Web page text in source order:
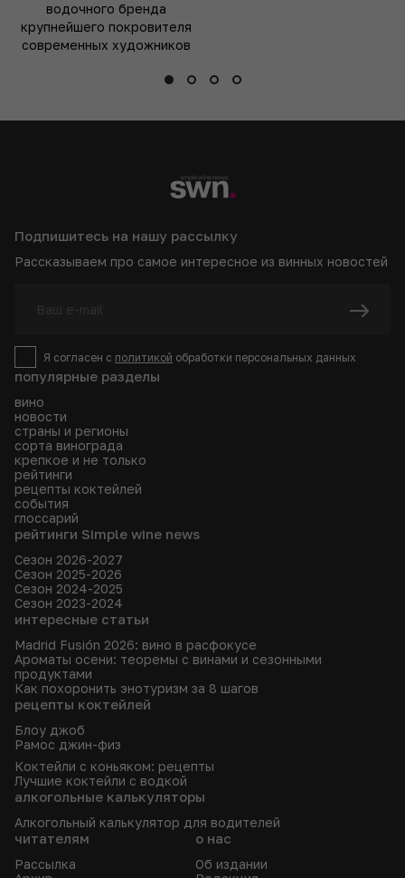
водочного бренда
крупнейшего покровителя
современных художников
популярные разделы
вино
новости
страны и регионы
сорта винограда
крепкое и не только
рейтинги
рецепты коктейлей
события
глоссарий
рейтинги Simple wine news
Сезон 2026-2027
Сезон 2025-2026
Сезон 2024-2025
Сезон 2023-2024
интересные статьи
Madrid Fusión 2026: вино в расфокусе
Ароматы осени: теоремы с винами и сезонными
продуктами
Как похоронить энотуризм за 8 шагов
рецепты коктейлей
Блоу джоб
Рамос джин-физ
Коктейли с коньяком: рецепты
Лучшие коктейли с водкой
алкогольные калькуляторы
Алкогольный калькулятор для водителей
читателям
Рассылка
о нас
Об издании
Подпишитесь на нашу рассылку
Рассказываем про самое интересное из винных новостей
Я согласен с политикой обработки персональных данных